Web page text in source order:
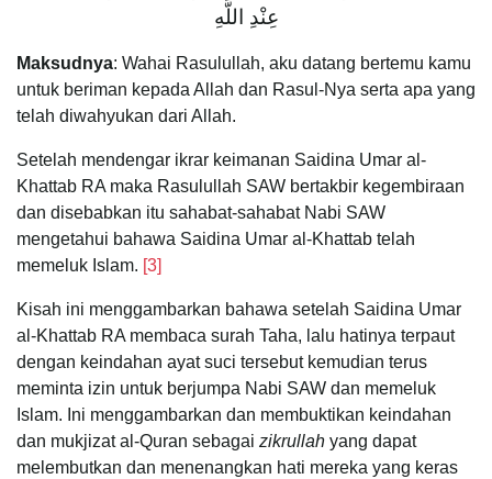
عِنْدِ اللَّهِ
Maksudnya: Wahai Rasulullah, aku datang bertemu kamu
untuk beriman kepada Allah dan Rasul-Nya serta apa yang
telah diwahyukan dari Allah.
Setelah mendengar ikrar keimanan Saidina Umar al-
Khattab RA maka Rasulullah SAW bertakbir kegembiraan
dan disebabkan itu sahabat-sahabat Nabi SAW
mengetahui bahawa Saidina Umar al-Khattab telah
memeluk Islam. [3]
Kisah ini menggambarkan bahawa setelah Saidina Umar
al-Khattab RA membaca surah Taha, lalu hatinya terpaut
dengan keindahan ayat suci tersebut kemudian terus
meminta izin untuk berjumpa Nabi SAW dan memeluk
Islam. Ini menggambarkan dan membuktikan keindahan
dan mukjizat al-Quran sebagai zikrullah yang dapat
melembutkan dan menenangkan hati mereka yang keras